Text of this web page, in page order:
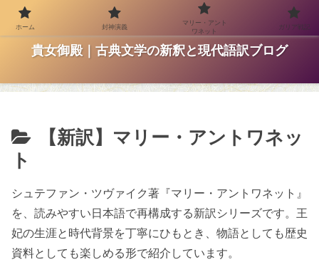
のんびり更新中です
貴女御殿｜古典文学の新釈と現代語訳ブログ
【新訳】マリー・アントワネッ
ト
シュテファン・ツヴァイク著『マリー・アントワネット』
を、読みやすい日本語で再構成する新訳シリーズです。王
妃の生涯と時代背景を丁寧にひもとき、物語としても歴史
資料としても楽しめる形で紹介しています。
ホーム 封神演義
マリー・アント
ワネット
ガリア戦記